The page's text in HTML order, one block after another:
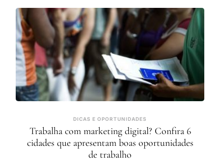
DICAS E OPORTUNIDADES
Trabalha com marketing digital? Confira 6
cidades que apresentam boas oportunidades
de trabalho